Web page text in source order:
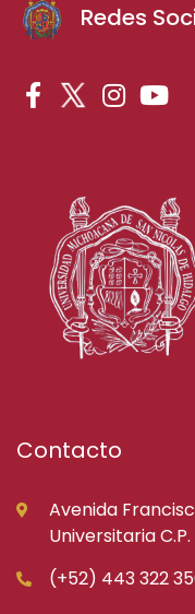
Redes
Contacto
Avenida
Universitaria
(+52) 443 322